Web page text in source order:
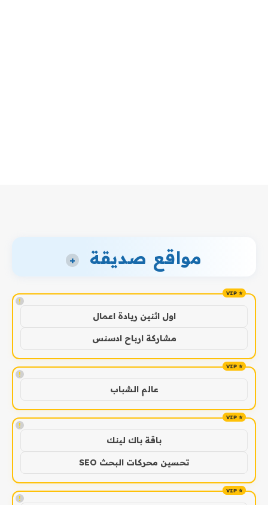
مواقع صديقة +
!
اول اثنين ريادة اعمال
مشاركة ارباح ادسنس
!
عالم الشباب
!
باقة باك لينك
تحسين محركات البحث SEO
!